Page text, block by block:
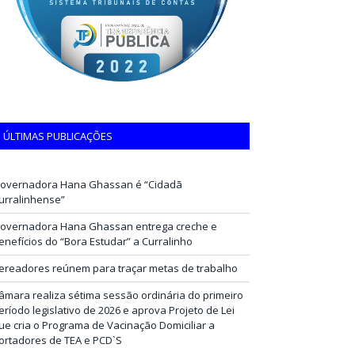
ÚLTIMAS PUBLICAÇÕES
Hana Ghassan é “Cidadã
Hana Ghassan entrega creche e
do “Bora Estudar” a Curralinho
reúnem para traçar metas de trabalho
realiza sétima sessão ordinária do primeiro
legislativo de 2026 e aprova Projeto de Lei
cria o Programa de Vacinação Domiciliar a
de TEA e PCD`S